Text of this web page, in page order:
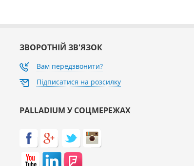
ЗВОРОТНІЙ ЗВ'ЯЗОК
Вам передзвонити?
Підписатися на розсилку
PALLADIUM У СОЦМЕРЕЖАХ